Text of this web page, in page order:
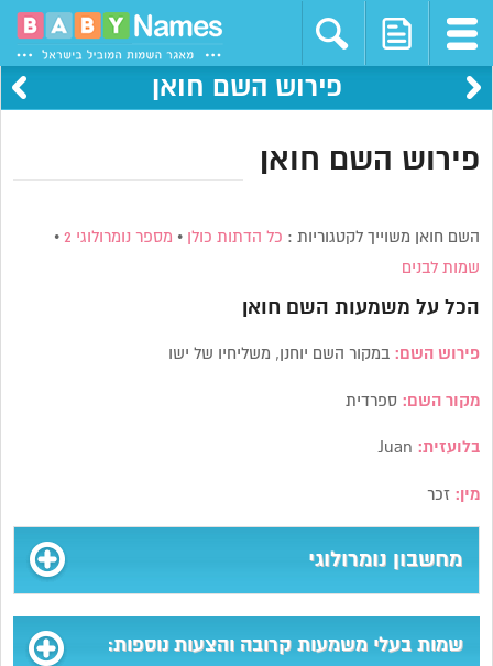
פירוש השם חואן
פירוש השם חואן
השם חואן משוייך לקטגוריות : כל הדתות כולן • מספר נומרולוגי 2 •
שמות לבנים
הכל על משמעות השם חואן
פירוש השם:במקור השם יוחנן, משליחיו של ישו
מקור השם: ספרדית
בלועזית: Juan
מין: זכר
מחשבון נומרולוגי
שמות בעלי משמעות קרובה והצעות נוספות: